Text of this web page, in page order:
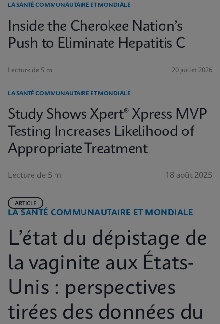
LA SANTÉ COMMUNAUTAIRE ET MONDIALE
Inside the Cherokee Nation’s
Push to Eliminate Hepatitis C
Lecture de 5 m 20 juillet 2026
LA SANTÉ COMMUNAUTAIRE ET MONDIALE
Study Shows Xpert® Xpress MVP
Testing Increases Likelihood of
Appropriate Treatment
Lecture de 5 m 18 août 2025
LA SANTÉ COMMUNAUTAIRE ET MONDIALE
ARTICLE
L’état du dépistage de
la vaginite aux États-
Unis : perspectives
tirées des données du